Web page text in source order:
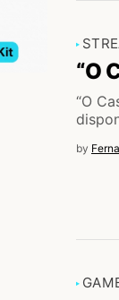
“O
“O
by